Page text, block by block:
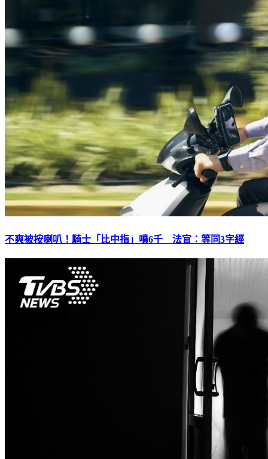
不爽被按喇叭！騎士「比中指」噴6千 法官：等同3字經